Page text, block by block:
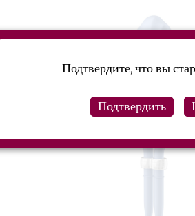
Подтвердите, что вы